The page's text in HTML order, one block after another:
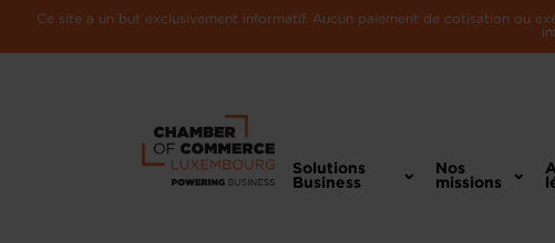
Ce site a un but exclusivement informatif. Aucun paiement de cotisation ou
Solutions
Business
Nos
missions